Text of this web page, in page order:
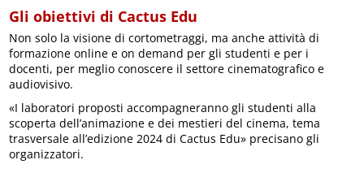
Gli obiettivi di Cactus Edu
Non solo la visione di cortometraggi, ma anche attività di
formazione online e on demand per gli studenti e per i
docenti, per meglio conoscere il settore cinematografico e
audiovisivo.
«I laboratori proposti accompagneranno gli studenti alla
scoperta dell’animazione e dei mestieri del cinema, tema
trasversale all’edizione 2024 di Cactus Edu» precisano gli
organizzatori.